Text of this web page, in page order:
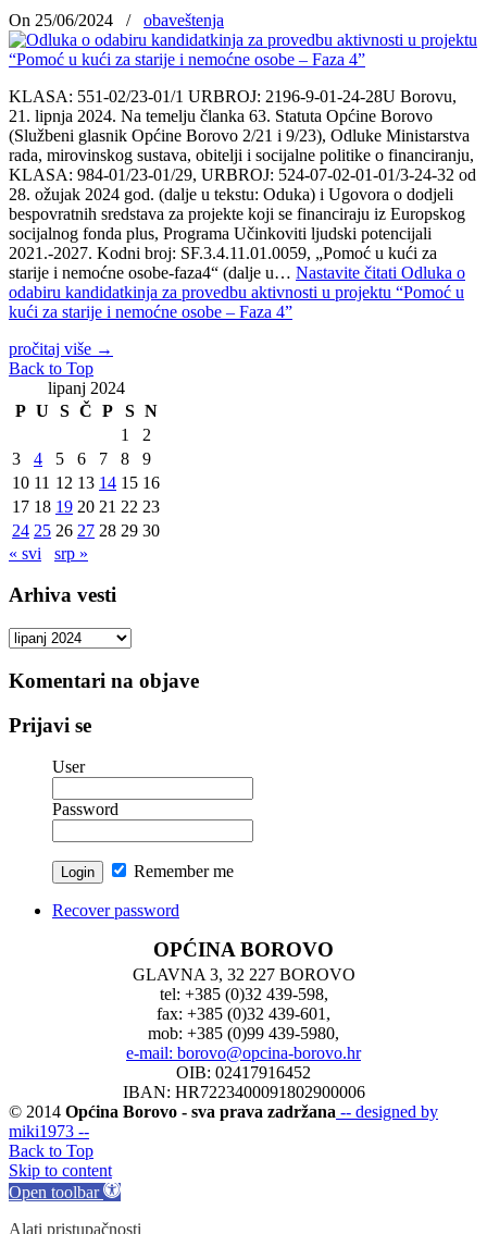
On 25/06/2024 / obaveštenja
KLASA: 551-02/23-01/1 URBROJ: 2196-9-01-24-28U Borovu,
21. lipnja 2024. Na temelju članka 63. Statuta Općine Borovo
(Službeni glasnik Općine Borovo 2/21 i 9/23), Odluke Ministarstva
rada, mirovinskog sustava, obitelji i socijalne politike o financiranju,
KLASA: 984-01/23-01/29, URBROJ: 524-07-02-01-01/3-24-32 od
28. ožujak 2024 god. (dalje u tekstu: Oduka) i Ugovora o dodjeli
bespovratnih sredstava za projekte koji se financiraju iz Europskog
socijalnog fonda plus, Programa Učinkoviti ljudski potencijali
2021.-2027. Kodni broj: SF.3.4.11.01.0059, „Pomoć u kući za
starije i nemoćne osobe-faza4“ (dalje u… Nastavite čitati Odluka o
odabiru kandidatkinja za provedbu aktivnosti u projektu “Pomoć u
kući za starije i nemoćne osobe – Faza 4”
pročitaj više →
Back to Top
lipanj 2024
P U S Č P S N
1
2
3
4 5 6 7 8
9
10 11 12 13 14 15 16
17 18 19 20 21 22 23
24 25 26 27 28 29 30
« svi
srp »
Arhiva vesti
Arhiva
Komentari na objave
Prijavi se
User
Password
Remember me
Recover password
OPĆINA BOROVO
GLAVNA 3, 32 227 BOROVO
tel: +385 (0)32 439-598,
fax: +385 (0)32 439-601,
mob: +385 (0)99 439-5980,
e-mail: borovo@opcina-borovo.hr
OIB: 02417916452
IBAN: HR7223400091802900006
© 2014 Općina Borovo - sva prava zadržana -- designed by
miki1973 --
Back to Top
Skip to content
Open toolbar
Alati pristupačnosti